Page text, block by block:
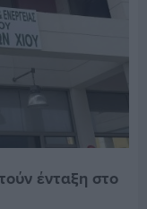
ένταξη στο